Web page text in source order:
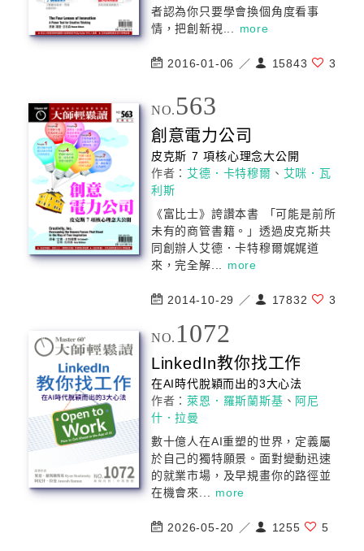
者認為你只要學會換個角度看事
情，把創新視... more
2016-01-06 ／ 15843 3
NO. 563
創意電力公司
皮克斯 7 項核心理念大公開
作者：艾德．卡特穆爾 、 艾咪．瓦
利斯
《富比士》誇讚本書 「可能是前所
未有的商管書籍。」透過皮克斯共
同創辦人艾德．卡特穆爾娓娓道
來，完全解... more
2014-10-29 ／ 17832 3
NO. 1072
LinkedIn教你找工作
在AI時代脫穎而出的3大心法
作者：萊恩．羅斯蘭斯基 、 阿尼
什．拉曼
數十億人在AI重塑的世界，定義屬
於自己的獨特願景。面對變動迅速
的就業市場，及早規畫你的路徑並
在機會來... more
2026-05-20 ／ 1255 5